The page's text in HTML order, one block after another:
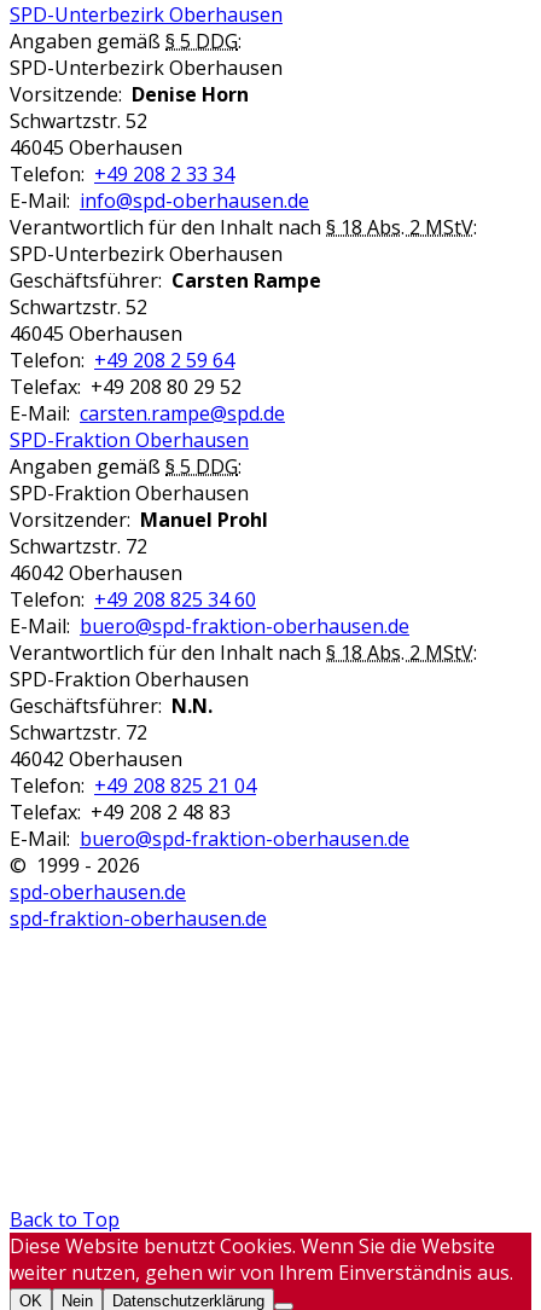
SPD-Unterbezirk Oberhausen
Angaben gemäß § 5 DDG:
SPD-Unterbezirk Oberhausen
Vorsitzende: Denise Horn
Schwartzstr. 52
46045 Oberhausen
Telefon: +49 208 2 33 34
E-Mail: info@spd-oberhausen.de
Verantwortlich für den Inhalt nach § 18 Abs. 2 MStV:
SPD-Unterbezirk Oberhausen
Geschäftsführer: Carsten Rampe
Schwartzstr. 52
46045 Oberhausen
Telefon: +49 208 2 59 64
Telefax: +49 208 80 29 52
E-Mail: carsten.rampe@spd.de
SPD-Fraktion Oberhausen
Angaben gemäß § 5 DDG:
SPD-Fraktion Oberhausen
Vorsitzender: Manuel Prohl
Schwartzstr. 72
46042 Oberhausen
Telefon: +49 208 825 34 60
E-Mail: buero@spd-fraktion-oberhausen.de
Verantwortlich für den Inhalt nach § 18 Abs. 2 MStV:
SPD-Fraktion Oberhausen
Geschäftsführer: N.N.
Schwartzstr. 72
46042 Oberhausen
Telefon: +49 208 825 21 04
Telefax: +49 208 2 48 83
E-Mail: buero@spd-fraktion-oberhausen.de
© 1999 - 2026
spd-oberhausen.de
spd-fraktion-oberhausen.de
Back to Top
Diese Website benutzt Cookies. Wenn Sie die Website
weiter nutzen, gehen wir von Ihrem Einverständnis aus.
OK Nein Datenschutzerklärung